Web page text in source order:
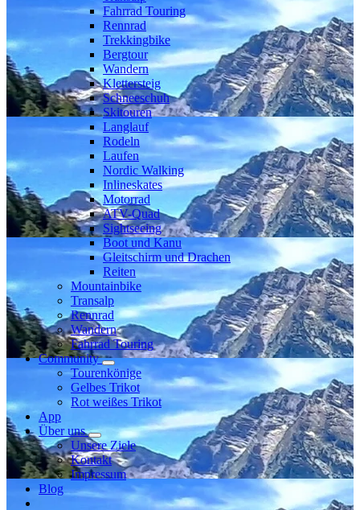
Fahrrad Touring
Rennrad
Trekkingbike
Bergtour
Wandern
Klettersteig
Schneeschuh
Skitouren
Langlauf
Rodeln
Laufen
Nordic Walking
Inlineskates
Motorrad
ATV-Quad
Sightseeing
Boot und Kanu
Gleitschirm und Drachen
Reiten
Mountainbike
Transalp
Rennrad
Wandern
Fahrrad Touring
Community
Tourenkönige
Gelbes Trikot
Rot weißes Trikot
App
Über uns
Unsere Ziele
Kontakt
Impressum
Blog